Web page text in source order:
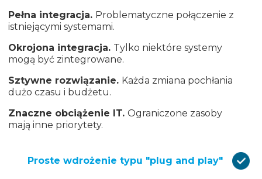
Proste wdrożenie typu "plug and play"
Pełna integracja. Problematyczne połączenie z
istniejącymi systemami.
Okrojona integracja. Tylko niektóre systemy
mogą być zintegrowane.
Sztywne rozwiązanie. Każda zmiana pochłania
dużo czasu i budżetu.
Znaczne obciążenie IT. Ograniczone zasoby
mają inne priorytety.